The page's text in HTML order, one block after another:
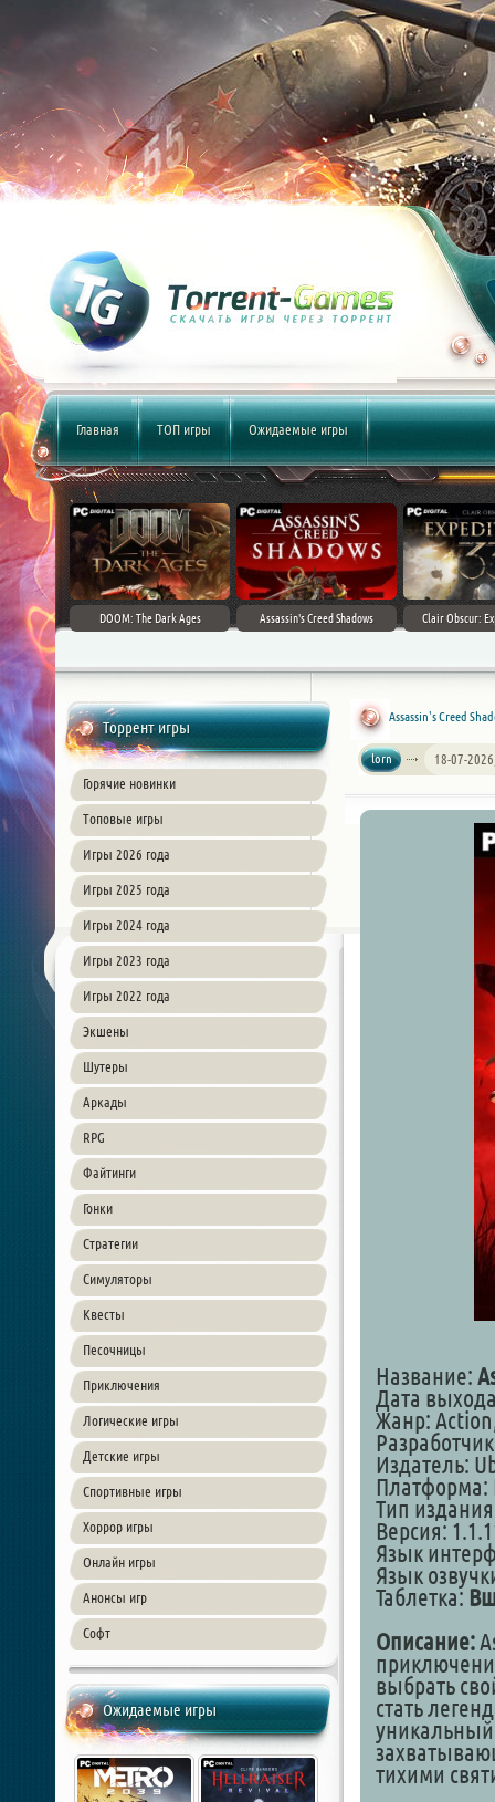
Главная ТОП игры Ожидаемые игры
DOOM: The Dark Ages Assassin's Creed Shadows Clair Obscur:
Торрент игры
Горячие новинки
Топовые игры
Игры 2026 года
Игры 2025 года
Игры 2024 года
Игры 2023 года
Игры 2022 года
Экшены
Шутеры
Аркады
RPG
Файтинги
Гонки
Стратегии
Симуляторы
Квесты
Песочницы
Приключения
Логические игры
Детские игры
Спортивные игры
Хоррор игры
Онлайн игры
Анонсы игр
Софт
Ожидаемые игры
Assassin's Creed
lorn 18-07-
Название:
Дата
Жанр:
Издатель:
Платформа:
Тип
Версия:
Язык
Язык
Таблетка:
Описание:
выбрать
стать
тихими